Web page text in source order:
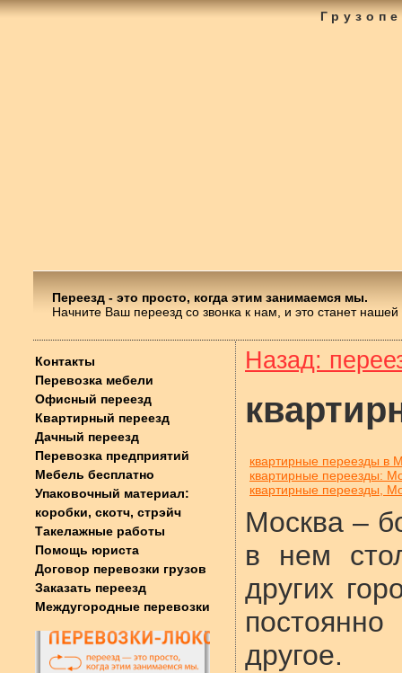
Переезд - это просто, когда этим занимаемся мы.
Начните Ваш переезд со звонка к нам, и это станет нашей
Контакты
Перевозка мебели
Офисный переезд
Квартирный переезд
Дачный переезд
Перевозка предприятий
Мебель бесплатно
Упаковочный материал:
коробки, скотч, стрэйч
Такелажные работы
Помощь юриста
Договор перевозки грузов
Заказать переезд
Междугородные перевозки
Назад:
квартирные переезды в
квартирные переезды:
квартирные переезды,
Москва –
в нем
других
другое.